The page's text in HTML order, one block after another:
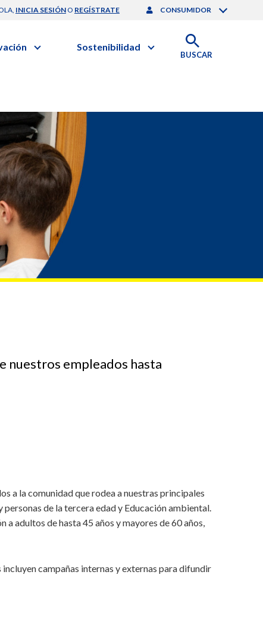
INICIA SESIÓNO REGÍSTRATE CONSUMIDOR
y Desarrollo
de Salud | EurON Pro
Sostenibilidad
Compartida
Financiero
BUSCAR
nuestros empleados hasta
a la comunidad que rodea a nuestras principales
de la tercera edad y Educación ambiental.
adultos de hasta 45 años y mayores de 60 años,
campañas internas y externas para difundir